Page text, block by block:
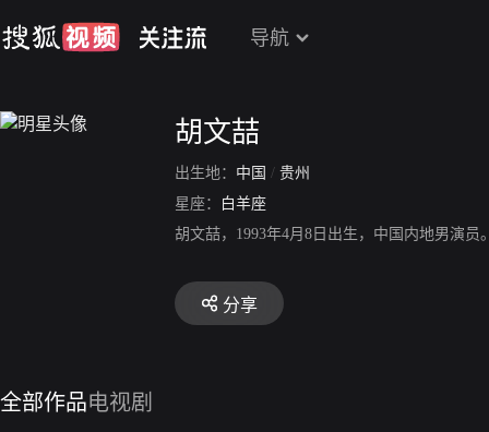
导航
胡文喆
出生地： 中国 / 贵州
星座：
白羊座
胡文喆，1993年4月8日出生，中国内地男演
分享
全部作品电视剧